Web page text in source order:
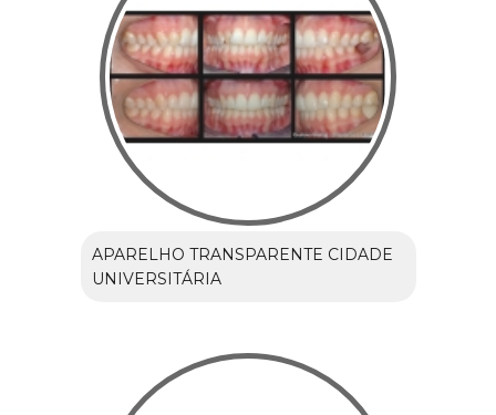
APARELHO TRANSPARENTE CIDADE
UNIVERSITÁRIA